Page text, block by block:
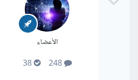
الأعضاء
248
38